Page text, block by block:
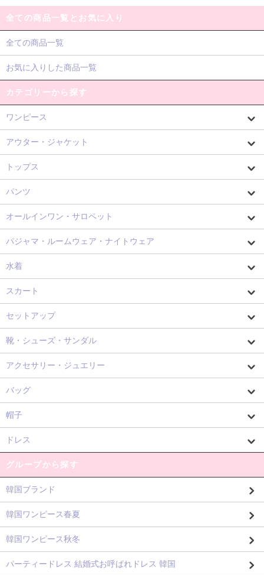
全ての商品一覧とお気に入り
全ての商品一覧
お気に入りした商品一覧
カテゴリーから探す
ワンピース
アウター・ジャケット
トップス
パンツ
オールインワン・サロペット
パジャマ・ルームウェア・ナイトウェア
水着
スカート
セットアップ
靴・シューズ・サンダル
アクセサリー・ジュエリー
バッグ
帽子
ドレス
グループから探す
韓国ブランド
韓国ワンピース春夏
韓国ワンピース秋冬
パーティードレス 結婚式お呼ばれドレス 韓国